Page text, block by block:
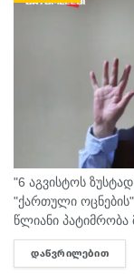
"6 აგვისტოს
"ქართული
წლიანი პატიმრობა
"მედიის
ჟურნალისტს
ᲓᲐᲬᲕᲠᲘᲚᲔᲑᲘᲗ